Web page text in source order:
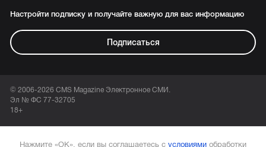
Настройти подписку и получайте важную для вас информацию
Подписаться
© 2006-2026 CMS Magazine Электронное СМИ.
Эл № ФС 77-32705
18+
Нажмите «ОК», если вы соглашаетесь с условиями обработки